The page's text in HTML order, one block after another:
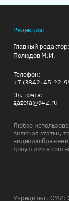
Редакция:
Главный редактор:
Полюдов М.И.
Телефон:
+7 (3842) 45-22-
Эл. почта:
gazeta@a42.ru
Любое
включая статьи,
допустимо в
Учредитель СМИ: